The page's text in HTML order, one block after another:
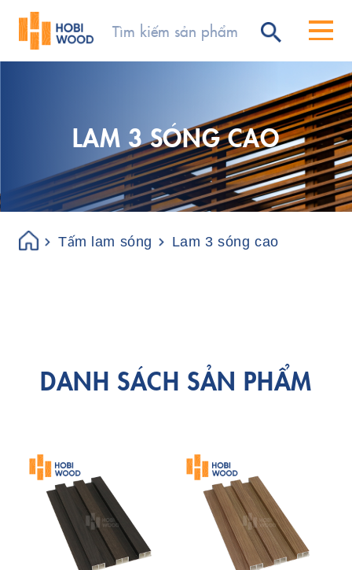
LAM 3 SÓNG CAO
Tấm lam sóng Lam 3 sóng cao
DANH SÁCH SẢN PHẨM